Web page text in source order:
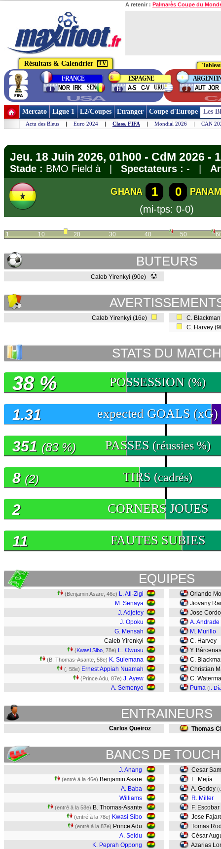
A retenir : Palmarès Coupe du
Résultats & Calendrier TV
group
I
FRANCE
SEN
NOR IRK group
H
ESPAGNE
URU
A-S C-V group
J
AUT JOR
USA
Mercato Ligue 1 L2/Coupes Etranger Coupe d'Europe Les
Actu des Bleus | Euro 2024 | Class. FIFA | Mondial 2026 | CAN
Jeu. 18 Juin 2026, 01h00 - CdM 2026 -
Stade : BMO Field à | Spectateurs : - |
GHANA 1 0
(mi-tps: 0-0)
1 10 20 30 40 50
BUTEURS
Caleb Yirenkyi (90e)
Caleb Yirenkyi (16e)
C.
C. Harvey
STATS DU MATCH
POSSESSION (%)
38 %
expected GOALS (xG)
1.31
PASSES (réussies %)
351 (83 %)
TIRS (cadrés)
8 (2)
CORNERS JOUES
2
FAUTES SUBIES
11
EQUIPES
(Benjamin Asare, 46e) L. Ati-Zigi
M. Senaya
J. Adjetey
J. Opoku
G. Mensah
Caleb Yirenkyi
(Kwasi Sibo , 78e) E. Owusu
(B. Thomas-Asante, 58e) K. Sulemana
( , 58e) Ernest Appiah Nuamah
(Prince Adu, 87e) J. Ayew
A. Semenyo
Orlando
Jiovany
Jose
A. Andrade
M. Murillo
C. Harvey
Y. Bárcenas
C.
Christian
C.
Puma (I.
ENTRAINEURS
Carlos Queiroz Thomas
BANCS DE
J. Anang
(entré à la 46e) Benjamin Asare
A. Baba
Williams
(entré à la 58e) B. Thomas-Asante
(entré à la 78e) Kwasi Sibo
(entré à la 87e) Prince Adu
A. Seidu
K. Peprah Oppong
Cesar
L. Mejía
A. Godoy
R. Miller
F. Escobar
Jose
Tomas
César
Azarias